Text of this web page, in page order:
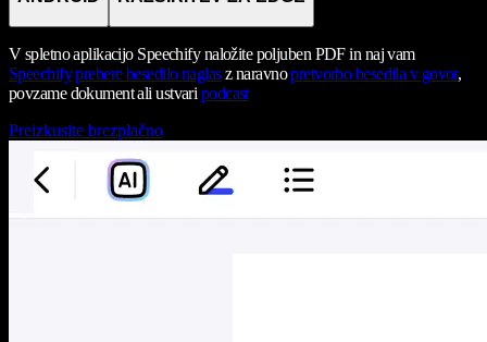
V spletno aplikacijo Speechify naložite poljuben PDF in naj vam
Speechify prebere besedilo naglasz naravnopretvorbo besedila v govor,
povzame dokument ali ustvari podcast
Preizkusite brezplačno